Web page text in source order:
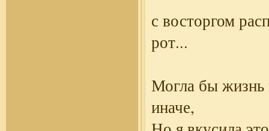
с восторгом
рот...
Могла бы жизнь
иначе,